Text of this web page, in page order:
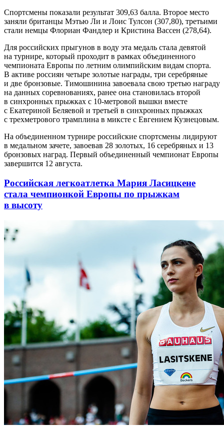
Спортсмены показали результат 309,63 балла. Второе место
заняли британцы Мэтью Ли и Лоис Тулсон (307,80), третьими
стали немцы Флориан Фандлер и Кристина Вассен (278,64).
Для российских прыгунов в воду эта медаль стала девятой
на турнире, который проходит в рамках объединенного
чемпионата Европы по летним олимпийским видам спорта.
В активе россиян четыре золотые награды, три серебряные
и две бронзовые. Тимошинина завоевала свою третью награду
на данных соревнованиях, ранее она становилась второй
в синхронных прыжках с 10-метровой вышки вместе
с Екатериной Беляевой и третьей в синхронных прыжках
с трехметрового трамплина в миксте с Евгением Кузнецовым.
На объединенном турнире российские спортсмены лидируют
в медальном зачете, завоевав 28 золотых, 16 серебряных и 13
бронзовых наград. Первый объединенный чемпионат Европы
завершится 12 августа.
Российская легкоатлетка Мария Ласицкене
стала чемпионкой Европы по прыжкам
в высоту